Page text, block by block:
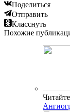
Поделиться
Отправить
Класснуть
Похожие